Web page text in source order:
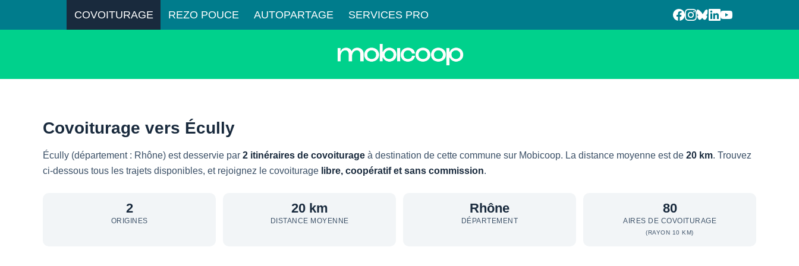
COVOITURAGE REZO POUCE AUTOPARTAGE SERVICES PRO
Covoiturage vers Écully
Écully (département : Rhône) est desservie par 2 itinéraires de covoiturage à destination de cette commune sur Mobicoop. La distance moyenne est de 20 km. Trouvez
ci-dessous tous les trajets disponibles, et rejoignez le covoiturage libre, coopératif et sans commission.
2
ORIGINES
20 km
DISTANCE MOYENNE
Rhône
DÉPARTEMENT
80
AIRES DE COVOITURAGE
(RAYON 10 KM)